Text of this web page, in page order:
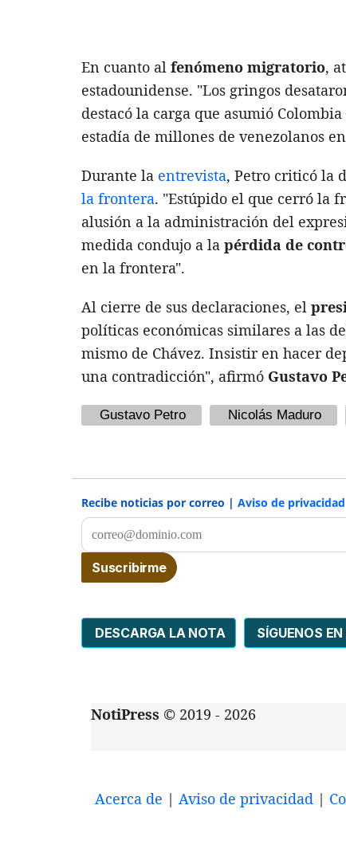
En cuanto al fenómeno migratorio,
estadounidense. "Los gringos
destacó la carga que asumió
estadía de millones de venezolanos
Durante la entrevista, Petro criticó la
la frontera. "Estúpido el que cerró la
alusión a la administración del
medida condujo a la pérdida de
en la frontera".
Al cierre de sus declaraciones, el
políticas económicas similares a las
mismo de Chávez. Insistir en hacer
una contradicción", afirmó Gustavo
Gustavo Petro Nicolás Maduro
Recibe noticias por correo | Aviso de privacidad
DESCARGA LA NOTA SÍGUENOS
NotiPress © 2019 - 2026
Acerca de | Aviso de privacidad |